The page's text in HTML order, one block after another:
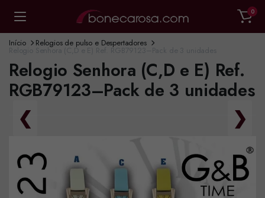
0
Início Relogios de pulso e Despertadores
Relogio Senhora (C,D e E) Ref. RGB79123–Pack de 3 unidades
Relogio Senhora (C,D e E) Ref.
RGB79123–Pack de 3 unidades
❮ ❯